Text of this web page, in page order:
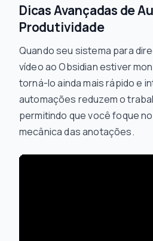
Dicas Avançadas de
Produtividade
Quando seu sistema para
vídeo ao Obsidian estiver
torná-lo ainda mais rápido e
automações reduzem o
permitindo que você foque no
mecânica das anotações.